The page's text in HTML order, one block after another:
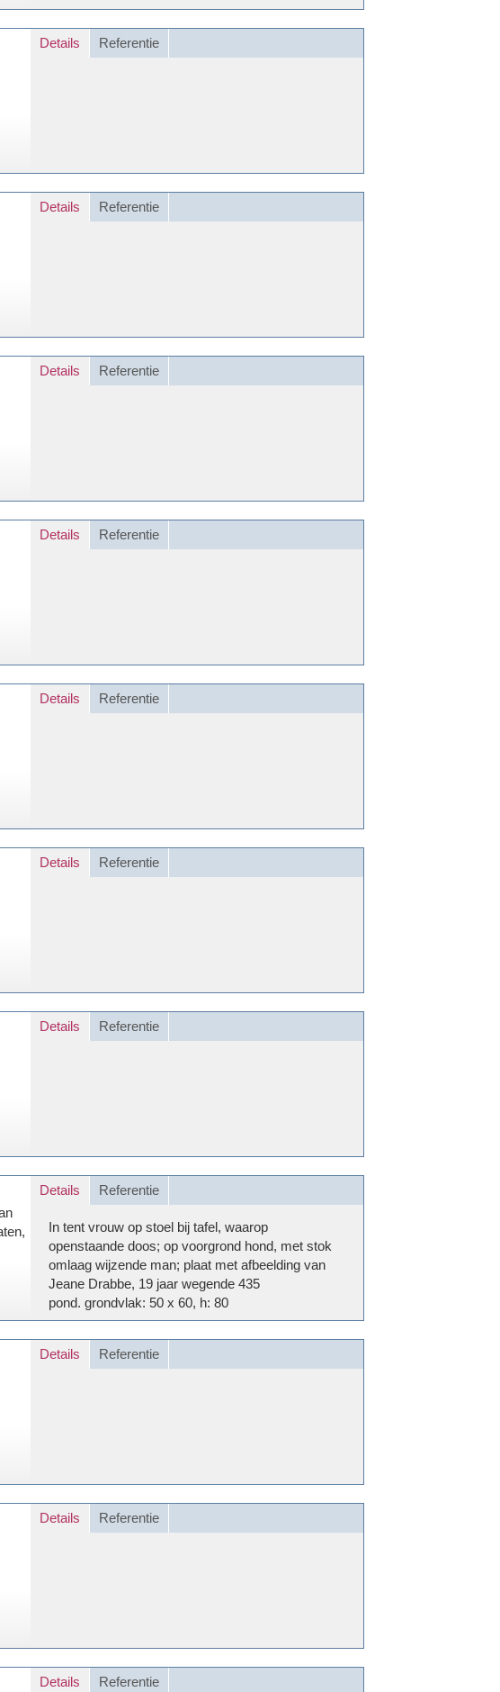
Details Referentie
Details Referentie
Details Referentie
Details Referentie
Details Referentie
Details Referentie
Details Referentie
Details Referentie
In tent vrouw op stoel bij tafel, waarop
openstaande doos; op voorgrond hond, met stok
omlaag wijzende man; plaat met afbeelding van
Jeane Drabbe, 19 jaar wegende 435
pond. grondvlak: 50 x 60, h: 80
Details Referentie
Details Referentie
Details Referentie